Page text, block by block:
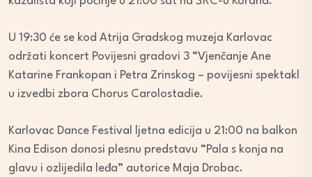
U 19:30 će se kod Atrija Gradskog muzeja Karlovac
održati koncert Povijesni gradovi 3 “Vjenčanje Ane
Katarine Frankopan i Petra Zrinskog – povijesni spektakl
u izvedbi zbora Chorus Carolostadie.
Karlovac Dance Festival ljetna edicija u 21:00 na balkon
Kina Edison donosi plesnu predstavu “Pala s konja na
glavu i ozlijedila leđa” autorice Maja Drobac.